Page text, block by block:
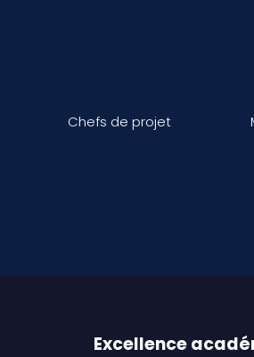
Chefs de projet
Excellence